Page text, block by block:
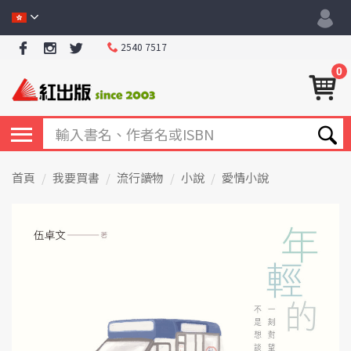
2540 7517
0
首頁 我要買書 流行讀物 小說 愛情小說